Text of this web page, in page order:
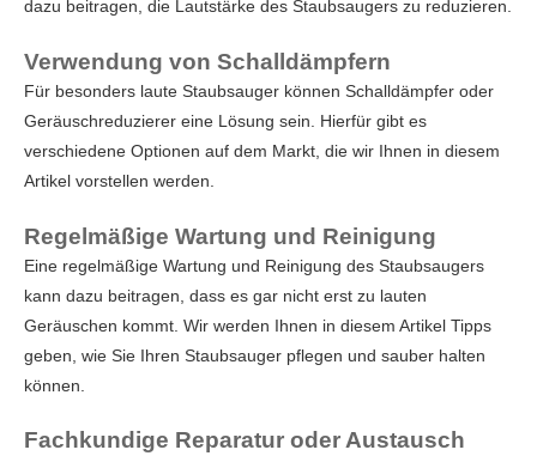
dazu beitragen, die Lautstärke des Staubsaugers zu reduzieren.
Verwendung von Schalldämpfern
Für besonders laute Staubsauger können Schalldämpfer oder
Geräuschreduzierer eine Lösung sein. Hierfür gibt es
verschiedene Optionen auf dem Markt, die wir Ihnen in diesem
Artikel vorstellen werden.
Regelmäßige Wartung und Reinigung
Eine regelmäßige Wartung und Reinigung des Staubsaugers
kann dazu beitragen, dass es gar nicht erst zu lauten
Geräuschen kommt. Wir werden Ihnen in diesem Artikel Tipps
geben, wie Sie Ihren Staubsauger pflegen und sauber halten
können.
Fachkundige Reparatur oder Austausch